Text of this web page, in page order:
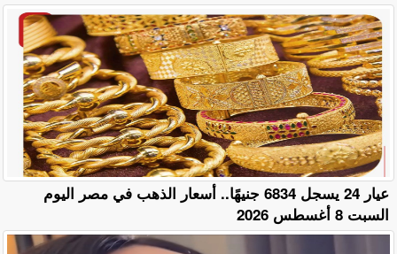
عيار 24 يسجل 6834 جنيهًا.. أسعار الذهب في مصر اليوم
السبت 8 أغسطس 2026